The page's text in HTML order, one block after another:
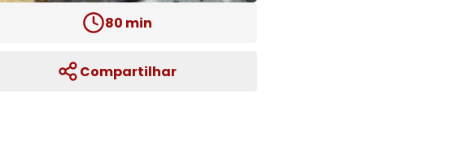
80 min
Compartilhar